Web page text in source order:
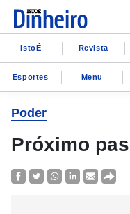
IstoÉ Revista
Esportes Menu
Poder
Próximo